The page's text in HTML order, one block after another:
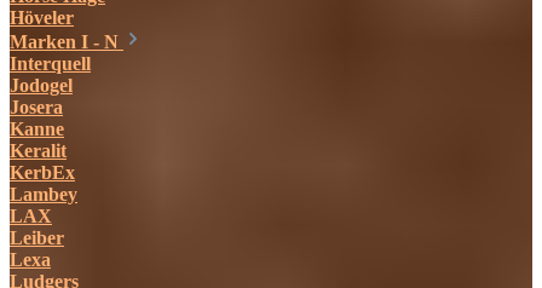
Höveler
Marken I - N
Interquell
Jodogel
Josera
Kanne
Keralit
KerbEx
Lambey
LAX
Leiber
Lexa
Ludgers